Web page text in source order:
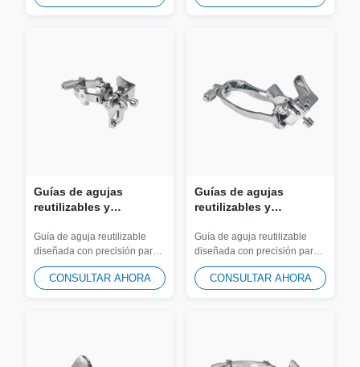
Guías de agujas
reutilizables y
JSM-407 para la sonda
SonoScape VC6-2
Guía de aguja reutilizable
diseñada con precisión para
transductores SonoScape
MC1-6. Fabricado...
CONSULTAR AHORA
Guías de agujas
reutilizables y
JSM-171 para la sonda
SonoScape 9L-A
Guía de aguja reutilizable
diseñada con precisión para
transductores SonoScape 9L-
A. Fabricado...
CONSULTAR AHORA